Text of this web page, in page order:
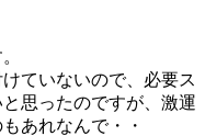
ていないので、必要ス
思ったのですが、激運
あれなんで・・